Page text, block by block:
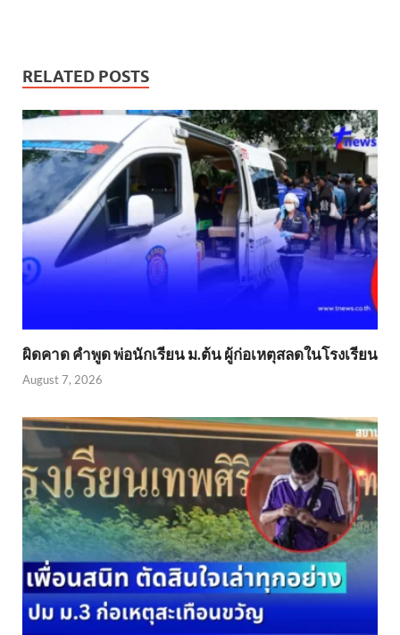
RELATED POSTS
ผิดคาด คำพูด พ่อนักเรียน ม.ต้น ผู้ก่อเหตุสลดในโรงเรียน
August 7, 2026